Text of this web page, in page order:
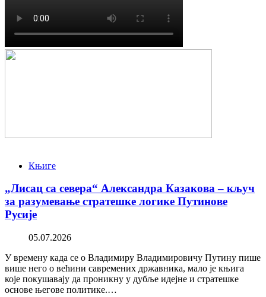
Књиге
„Лисац са севера“ Александра Казакова – кључ
за разумевање стратешке логике Путинове
Русије
05.07.2026
У времену када се о Владимиру Владимировичу Путину пише
више него о већини савремених државника, мало је књига
које покушавају да проникну у дубље идејне и стратешке
основе његове политике.…